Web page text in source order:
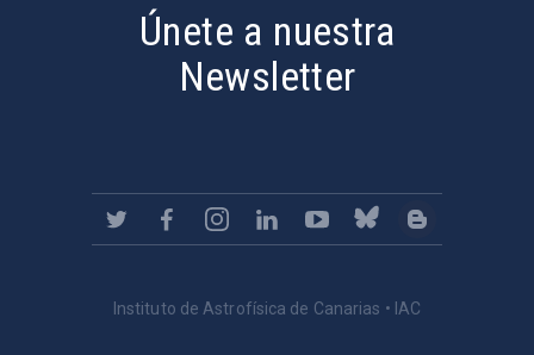
Únete a nuestra
Newsletter
Instituto de Astrofísica de Canarias • IAC